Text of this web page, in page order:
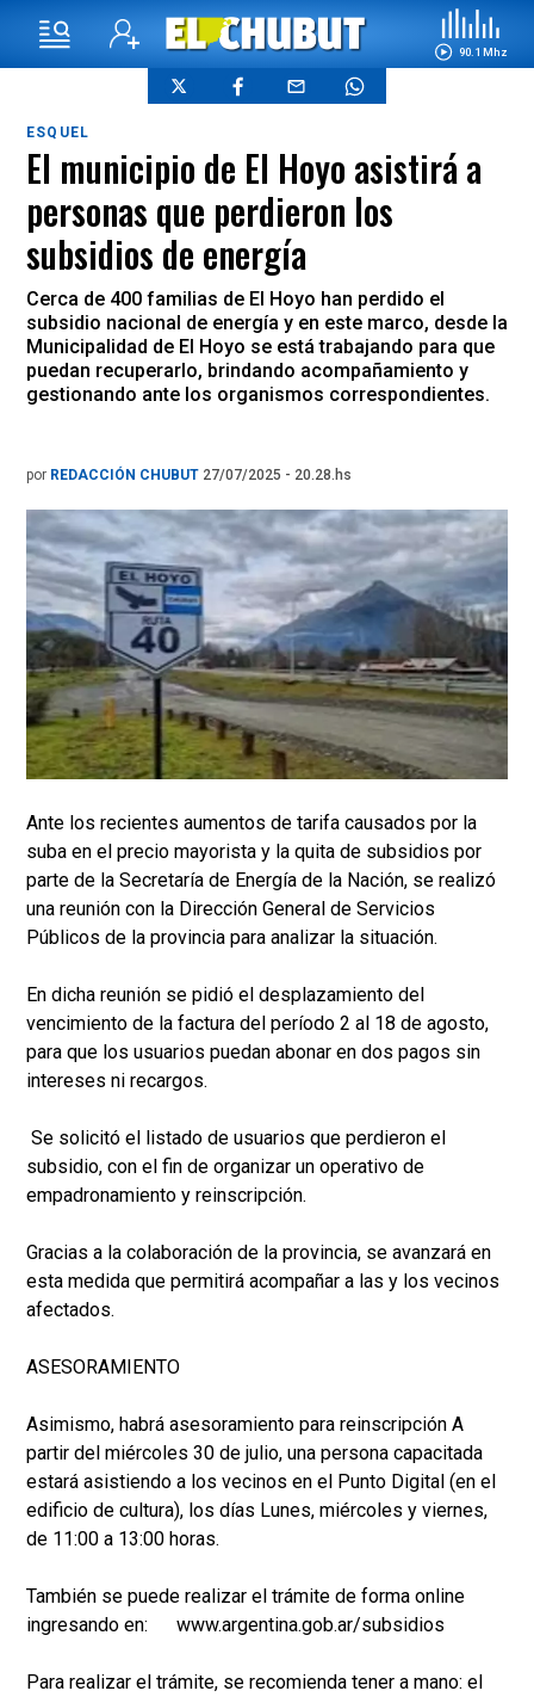
90.1 Mhz
ESQUEL
El municipio de El Hoyo asistirá a
personas que perdieron los
subsidios de energía
Cerca de 400 familias de El Hoyo han perdido el
subsidio nacional de energía y en este marco, desde la
Municipalidad de El Hoyo se está trabajando para que
puedan recuperarlo, brindando acompañamiento y
gestionando ante los organismos correspondientes.
por REDACCIÓN CHUBUT 27/07/2025 - 20.28.hs
Ante los recientes aumentos de tarifa causados por la
suba en el precio mayorista y la quita de subsidios por
parte de la Secretaría de Energía de la Nación, se realizó
una reunión con la Dirección General de Servicios
Públicos de la provincia para analizar la situación.
En dicha reunión se pidió el desplazamiento del
vencimiento de la factura del período 2 al 18 de agosto,
para que los usuarios puedan abonar en dos pagos sin
intereses ni recargos.
Se solicitó el listado de usuarios que perdieron el
subsidio, con el fin de organizar un operativo de
empadronamiento y reinscripción.
Gracias a la colaboración de la provincia, se avanzará en
esta medida que permitirá acompañar a las y los vecinos
afectados.
ASESORAMIENTO
Asimismo, habrá asesoramiento para reinscripción A
partir del miércoles 30 de julio, una persona capacitada
estará asistiendo a los vecinos en el Punto Digital (en el
edificio de cultura), los días Lunes, miércoles y viernes,
de 11:00 a 13:00 horas.
También se puede realizar el trámite de forma online
ingresando en: www.argentina.gob.ar/subsidios
Para realizar el trámite, se recomienda tener a mano: el